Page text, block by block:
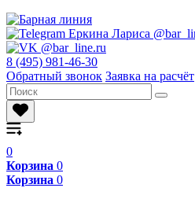
8 (495) 981-46-30
Обратный звонок Заявка на расчёт
0
Корзина 0
Корзина 0